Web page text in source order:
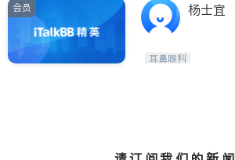
会员 杨士宜
耳鼻喉科